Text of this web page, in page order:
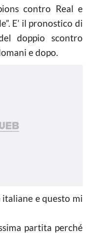
contro Real e
E’ il pronostico di
doppio scontro
e dopo.
e questo mi
partita perché